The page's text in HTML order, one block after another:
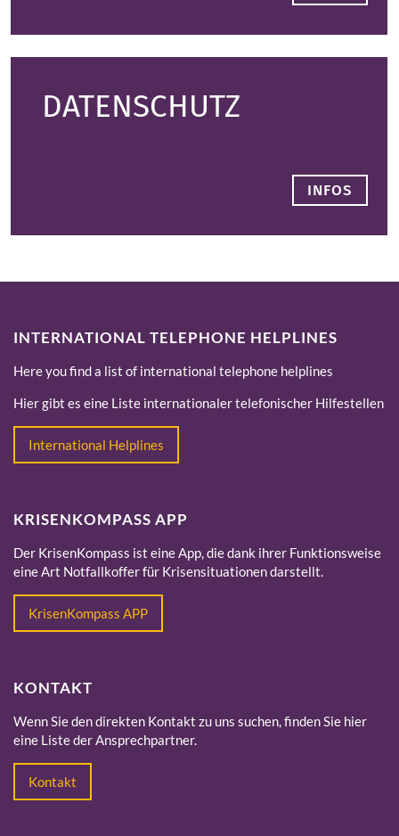
DATENSCHUTZ
INFOS
INTERNATIONAL TELEPHONE HELPLINES
Here you find a list of international telephone helplines
Hier gibt es eine Liste internationaler telefonischer Hilfestellen
International Helplines
KRISENKOMPASS APP
Der KrisenKompass ist eine App, die dank ihrer Funktionsweise
eine Art Notfallkoffer für Krisensituationen darstellt.
KrisenKompass APP
KONTAKT
Wenn Sie den direkten Kontakt zu uns suchen, finden Sie hier
eine Liste der Ansprechpartner.
Kontakt